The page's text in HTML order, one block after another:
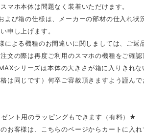
マホ本体は問題なく装着いただけます。
よび箱の仕様は、メーカーの部材の仕入れ
申し上げます。
による機種のお間違いに関しましては、ご
文の際は再度ご利用のスマホの機種をご確認
シリーズは本体の大きさが箱に入りきれ
は同じです）何卒ご容赦頂きますよう謹んで
ント用のラッピングもできます（有料）★
のお客様は、こちらのページからカートに入